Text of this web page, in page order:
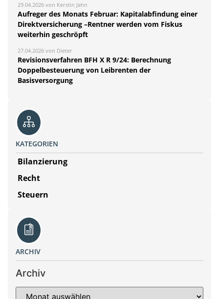
29.04.2026 von Kerstin Jahn
Aufreger des Monats Februar: Kapitalabfindung einer
Direktversicherung –Rentner werden vom Fiskus
weiterhin geschröpft
27.04.2026 von Dieter
Revisionsverfahren BFH X R 9/24: Berechnung
Doppelbesteuerung von Leibrenten der
Basisversorgung
KATEGORIEN
Bilanzierung
Recht
Steuern
ARCHIV
Archiv